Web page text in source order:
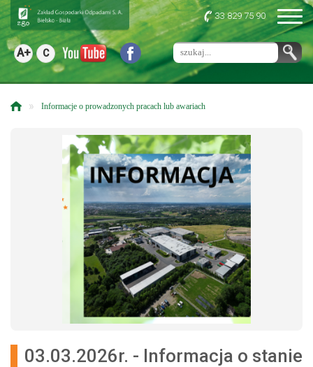
A+ C
33 829 75 90
» Informacje o prowadzonych pracach lub awariach
03.03.2026r. - Informacja o stanie